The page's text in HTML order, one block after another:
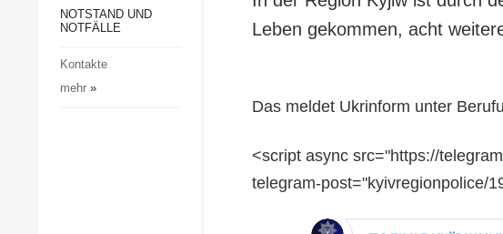
Gesellschaft und Kultur
Notstand und Notfälle
NOTSTAND UND
NOTFÄLLE
Kontakte
mehr»
Leben gekommen, acht
Das meldet Ukrinform unter
<script async src="https://
telegram-post="kyivregionpolice/